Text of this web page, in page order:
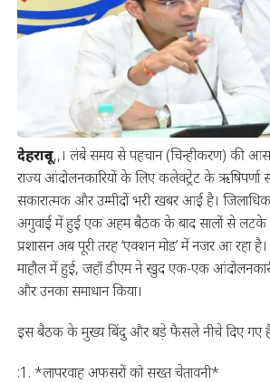
देहरादून,,। लंबे समय से पहचान (चिन्हीकरण) की
राज्य आंदोलनकारियों के लिए कलेक्ट्रेट के ऋषिपर्णा
सकारात्मक और उम्मीदों भरी खबर आई है।
अगुवाई में हुई एक अहम बैठक के बाद सालों से लटके
प्रशासन अब पूरी तरह ‘एक्शन मोड’ में नजर आ रहा है।
माहौल में हुई, जहाँ डीएम ने खुद एक-एक
और उनका समाधान किया।
इस बैठक के मुख्य बिंदु और बड़े फैसले नीचे दिए गए
:1. *लापरवाह अफसरों को सख्त चेतावनी*